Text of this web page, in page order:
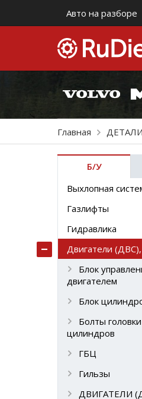
Авто на разборе
Главная
Б/У
Выхлопная
Газлифты
Гидравлика
Двигатели
Блок
двигателем
Блок
Болты
цилиндров
ГБЦ
Гильзы
ДВИГАТЕЛИ